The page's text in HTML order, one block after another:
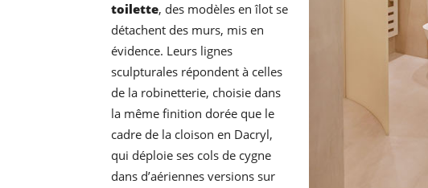
toilette, des modèles en îlot se
détachent des murs, mis en
évidence. Leurs lignes
sculpturales répondent à celles
de la robinetterie, choisie dans
la même finition dorée que le
cadre de la cloison en Dacryl,
qui déploie ses cols de cygne
dans d’aériennes versions sur